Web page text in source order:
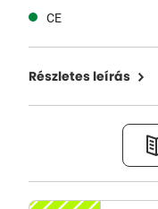
CE
Részletes leírás